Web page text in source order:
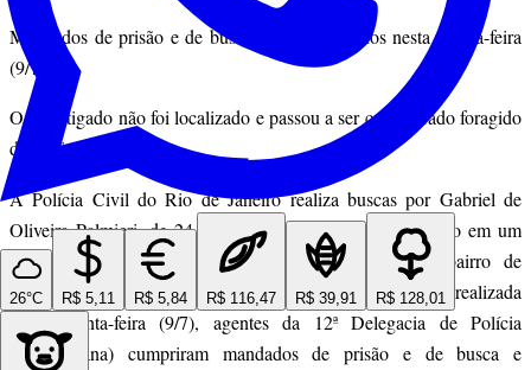
26°C R$ 5,11 R$ 5,84 R$ 116,47 R$ 39,91 R$ 128,01
Mandados de prisão e de busca foram cumpridos nesta quinta-feira
(9/7).
O investigado não foi localizado e passou a ser considerado foragido
da Justiça.
A Polícia Civil do Rio de Janeiro realiza buscas por Gabriel de
Oliveira Palmieri, de 24 anos, investigado por participação em um
estupro coletivo registrado em agosto de 2023, no bairro de
Botafogo, na zona sul da capital. Durante uma operação realizada
nesta quinta-feira (9/7), agentes da 12ª Delegacia de Polícia
(Copacabana) cumpriram mandados de prisão e de busca e